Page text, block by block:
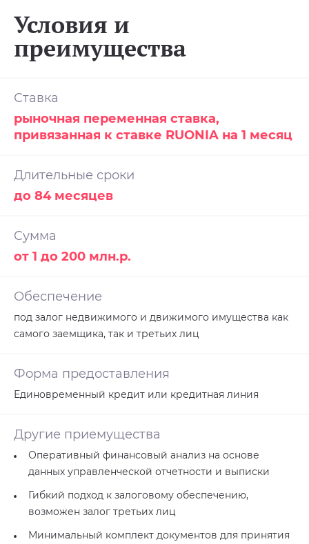
Условия и
преимущества
Ставка
рыночная переменная ставка,
привязанная к ставке RUONIA на 1 месяц
Длительные сроки
до 84 месяцев
Cумма
от 1 до 200 млн.р.
Обеспечение
под залог недвижимого и движимого имущества как
самого заемщика, так и третьих лиц
Форма предоставления
Единовременный кредит или кредитная линия
Другие приемущества
Оперативный финансовый анализ на основе
данных управленческой отчетности и выписки
Гибкий подход к залоговому обеспечению,
возможен залог третьих лиц
Минимальный комплект документов для принятия